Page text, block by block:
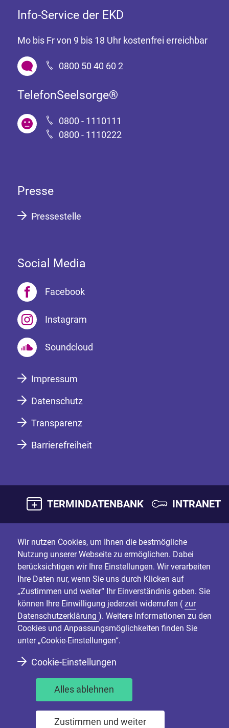
Info-Service der EKD
Mo bis Fr von 9 bis 18 Uhr kostenfrei erreichbar
0800 50 40 60 2
TelefonSeelsorge®
0800 - 1110111
0800 - 1110222
Presse
Pressestelle
Social Media
Facebook
Instagram
Soundcloud
Impressum
Datenschutz
Transparenz
Barrierefreiheit
TERMINDATENBANK INTRANET
Wir nutzen Cookies, um Ihnen die bestmögliche
Nutzung unserer Webseite zu ermöglichen. Dabei
berücksichtigen wir Ihre Einstellungen. Wir verarbeiten
Ihre Daten nur, wenn Sie uns durch Klicken auf
„Zustimmen und weiter“ Ihr Einverständnis geben. Sie
können Ihre Einwilligung jederzeit widerrufen ( zur
Datenschutzerklärung ). Weitere Informationen zu den
Cookies und Anpassungsmöglichkeiten finden Sie
unter „Cookie-Einstellungen“.
Cookie-Einstellungen
Alles ablehnen
Zustimmen und weiter